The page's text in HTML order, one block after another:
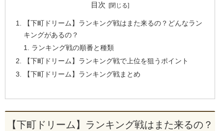
目次
【下町ドリーム】ランキング戦はまた来るの？どんなラン
キングがあるの？
ランキング戦の順番と種類
【下町ドリーム】ランキング戦で上位を狙うポイント
【下町ドリーム】ランキング戦まとめ
【下町ドリーム】ランキング戦はまた来るの？